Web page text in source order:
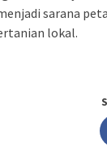
sarana
lokal.